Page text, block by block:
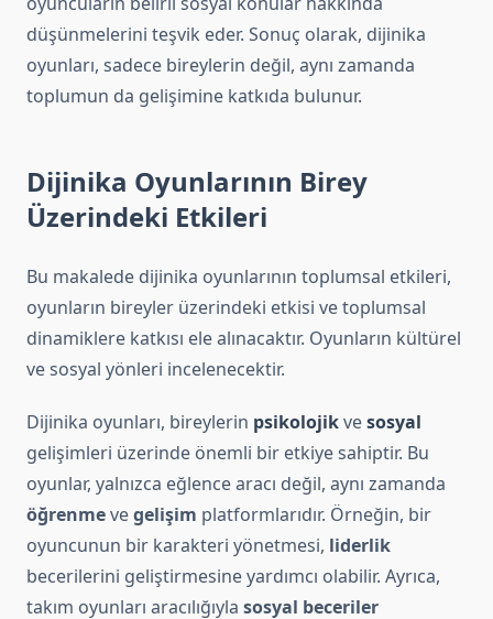
düşünmelerini teşvik eder. Sonuç olarak, dijinika
oyunları, sadece bireylerin değil, aynı zamanda
toplumun da gelişimine katkıda bulunur.
Dijinika Oyunlarının Birey
Üzerindeki Etkileri
Bu makalede dijinika oyunlarının toplumsal etkileri,
oyunların bireyler üzerindeki etkisi ve toplumsal
dinamiklere katkısı ele alınacaktır. Oyunların kültürel
ve sosyal yönleri incelenecektir.
Dijinika oyunları, bireylerin psikolojikvesosyal
gelişimleri üzerinde önemli bir etkiye sahiptir. Bu
oyunlar, yalnızca eğlence aracı değil, aynı zamanda
öğrenmevegelişim platformlarıdır. Örneğin, bir
oyuncunun bir karakteri yönetmesi, liderlik
becerilerini geliştirmesine yardımcı olabilir. Ayrıca,
takım oyunları aracılığıyla sosyal beceriler